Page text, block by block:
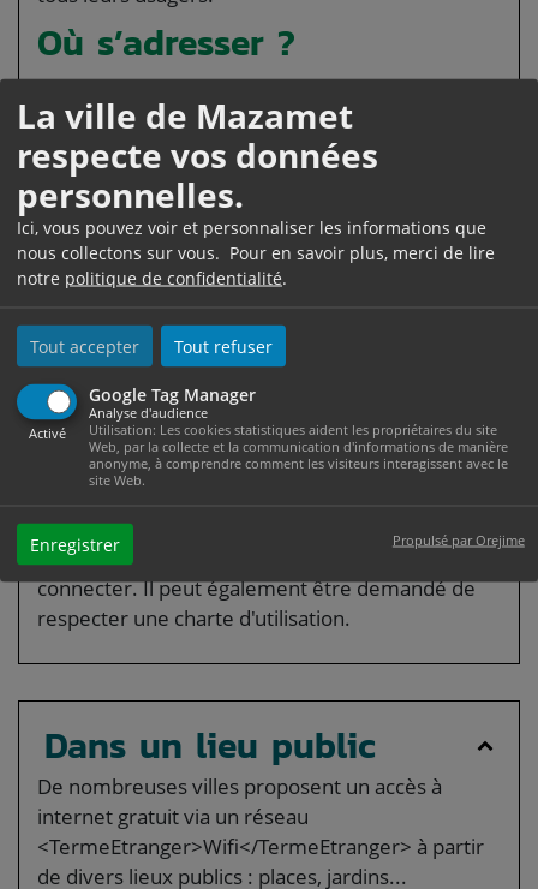
La ville de Mazamet
respecte vos données
personnelles.
Ici, vous pouvez voir et personnaliser les informations que
nous collectons sur vous. Pour en savoir plus, merci de lire
notre politique de confidentialité.
Tout accepter Tout refuser
Google Tag Manager
Activé
Analyse d'audience
Utilisation: Les cookies statistiques aident les propriétaires du site
Web, par la collecte et la communication d'informations de manière
anonyme, à comprendre comment les visiteurs interagissent avec le
site Web.
Enregistrer Propulsé par Orejime
Où s’adresser ?
Bibliothèque publique
Certaines bibliothèques mettent des ordinateurs
à votre disposition. Une connexion en libre
service peut également être proposée, vous
devez alors amener votre propre matériel
(ordinateur, tablette...).
La connexion peut se faire sans fil (par
<TermeEtranger>Wifi</TermeEtranger>) ou à
l'aide d'un câble (dans ce cas, il peut être
demandé de fournir votre propre câble).
Il est parfois nécessaire de se créer un compte
(avec un identifiant et un mot de passe) pour se
connecter. Il peut également être demandé de
respecter une charte d'utilisation.
Dans un lieu public
De nombreuses villes proposent un accès à
internet gratuit via un réseau
<TermeEtranger>Wifi</TermeEtranger> à partir
de divers lieux publics : places, jardins...